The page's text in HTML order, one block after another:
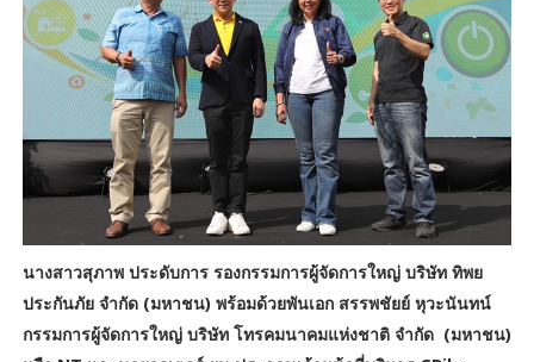
นางสาวสุภาพ ประดับการ รองกรรมการผู้จัดการใหญ่ บริษัท ทิพย
ประกันภัย จำกัด (มหาชน) พร้อมด้วยพันเอก สรรพชัยย์ หุวะนันทน์
กรรมการผู้จัดการใหญ่ บริษัท โทรคมนาคมแห่งชาติ จำกัด (มหาชน)